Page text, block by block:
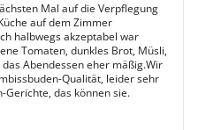
Mal auf die Verpflegung
auf dem Zimmer
halbwegs akzeptabel war
Tomaten, dunkles Brot, Müsli,
Abendessen eher mäßig.Wir
Qualität, leider sehr
Gerichte, das können sie.